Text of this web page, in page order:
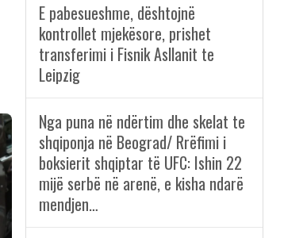
E pabesueshme, dështojnë
kontrollet mjekësore, prishet
transferimi i Fisnik Asllanit te
Leipzig
Nga puna në ndërtim dhe skelat te
shqiponja në Beograd/ Rrëfimi i
boksierit shqiptar të UFC: Ishin 22
mijë serbë në arenë, e kisha ndarë
mendjen…